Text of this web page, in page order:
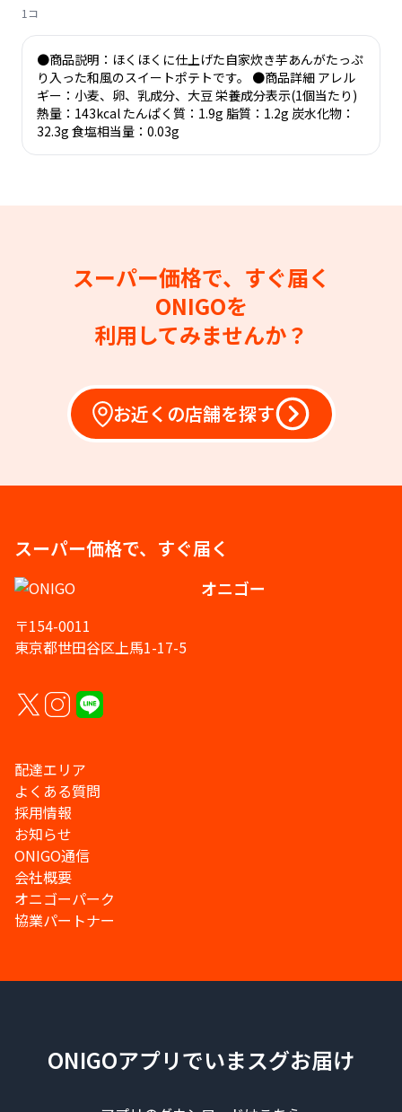
1コ
●商品説明：ほくほくに仕上げた自家炊き芋あんがたっぷ
り入った和風のスイートポテトです。 ●商品詳細 アレル
ギー：小麦、卵、乳成分、大豆 栄養成分表示(1個当たり)
熱量：143kcal たんぱく質：1.9g 脂質：1.2g 炭水化物：
32.3g 食塩相当量：0.03g
スーパー価格で、すぐ届く
ONIGOを
利用してみませんか？
お近くの店舗を探す
スーパー価格で、すぐ届く
オニゴー
〒154-0011
東京都世田谷区上馬1-17-5
配達エリア
よくある質問
採用情報
お知らせ
ONIGO通信
会社概要
オニゴーパーク
協業パートナー
ONIGOアプリでいまスグお届け